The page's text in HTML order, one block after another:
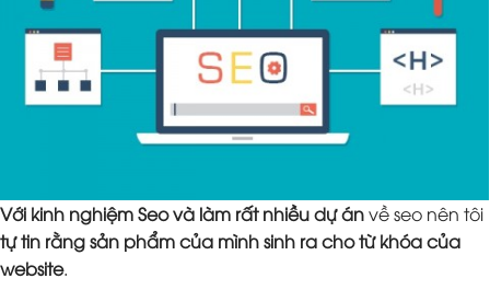
Với kinh nghiệm Seo và làm rất nhiều dự ánvề seo nên tôi
tự tin rằng sản phẩm của mình sinh ra cho từ khóa của
website.